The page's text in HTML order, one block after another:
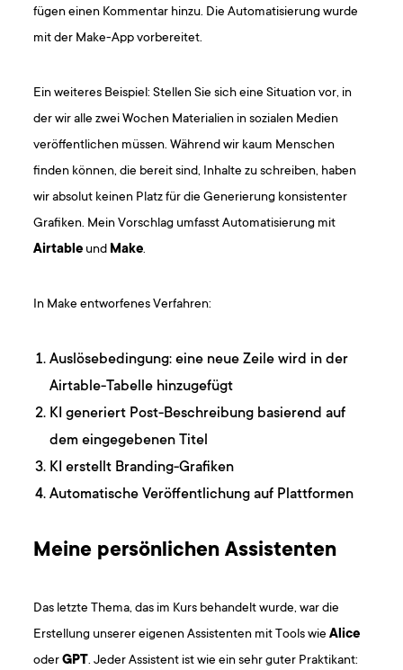
fügen einen Kommentar hinzu. Die Automatisierung wurde
mit der Make-App vorbereitet.
Ein weiteres Beispiel: Stellen Sie sich eine Situation vor, in
der wir alle zwei Wochen Materialien in sozialen Medien
veröffentlichen müssen. Während wir kaum Menschen
finden können, die bereit sind, Inhalte zu schreiben, haben
wir absolut keinen Platz für die Generierung konsistenter
Grafiken. Mein Vorschlag umfasst Automatisierung mit
Airtable und Make.
In Make entworfenes Verfahren:
Auslösebedingung: eine neue Zeile wird in der
Airtable-Tabelle hinzugefügt
KI generiert Post-Beschreibung basierend auf
dem eingegebenen Titel
KI erstellt Branding-Grafiken
Automatische Veröffentlichung auf Plattformen
Meine persönlichen Assistenten
Das letzte Thema, das im Kurs behandelt wurde, war die
Erstellung unserer eigenen Assistenten mit Tools wieAlice
oderGPT. Jeder Assistent ist wie ein sehr guter Praktikant: